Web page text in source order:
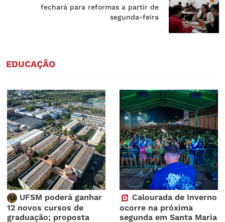
fechará para reformas a partir de
segunda-feira
EDUCAÇÃO
UFSM poderá ganhar
12 novos cursos de
graduação; proposta
Calourada de Inverno
ocorre na próxima
segunda em Santa Maria